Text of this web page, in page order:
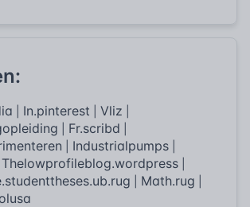
In.pinterest Vliz
Fr.scribd
Industrialpumps
Thelowprofileblog.wordpress
Math.rug